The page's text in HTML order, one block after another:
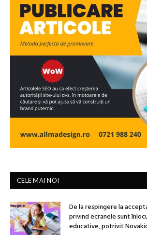
CELE MAI NOI
De la respingere la
privind ecranele sunt
educative, potrivit